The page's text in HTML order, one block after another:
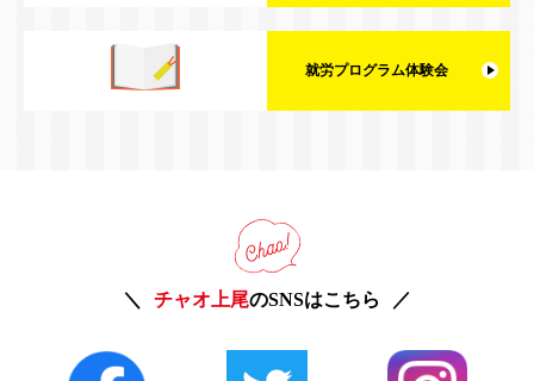
就労プログラム体験会
チャオ上尾のSNSはこちら